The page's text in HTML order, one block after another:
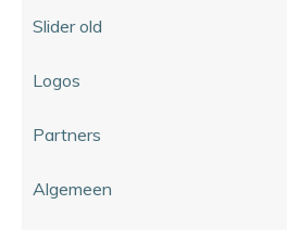
Slider old
Logos
Partners
Algemeen